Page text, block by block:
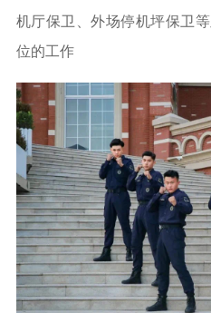
机厅保卫、外场停机坪保卫
位的工作